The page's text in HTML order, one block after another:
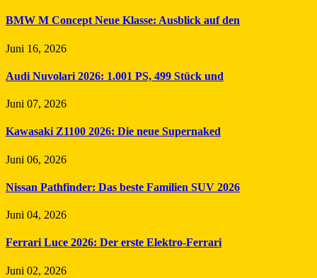
BMW M Concept Neue Klasse: Ausblick auf den
Juni 16, 2026
Audi Nuvolari 2026: 1.001 PS, 499 Stück und
Juni 07, 2026
Kawasaki Z1100 2026: Die neue Supernaked
Juni 06, 2026
Nissan Pathfinder: Das beste Familien SUV 2026
Juni 04, 2026
Ferrari Luce 2026: Der erste Elektro-Ferrari
Juni 02, 2026